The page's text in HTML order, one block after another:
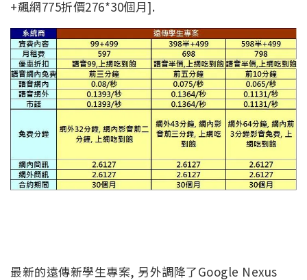
+飆網775折價276*30個月].
最新的遠傳新學生專案, 另外調降了Google Nexus